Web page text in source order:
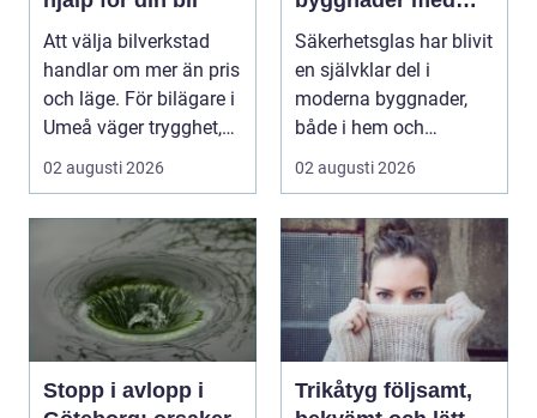
Att välja bilverkstad
handlar om mer än pris
och läge. För bilägare i
Umeå väger trygghet,
tillgängl...
02 augusti 2026
smarta
glaslösningar
Säkerhetsglas har blivit
en självklar del i
moderna byggnader,
både i hem och
offentliga miljöer. I ...
02 augusti 2026
Stopp i avlopp i
Trikåtyg följsamt,